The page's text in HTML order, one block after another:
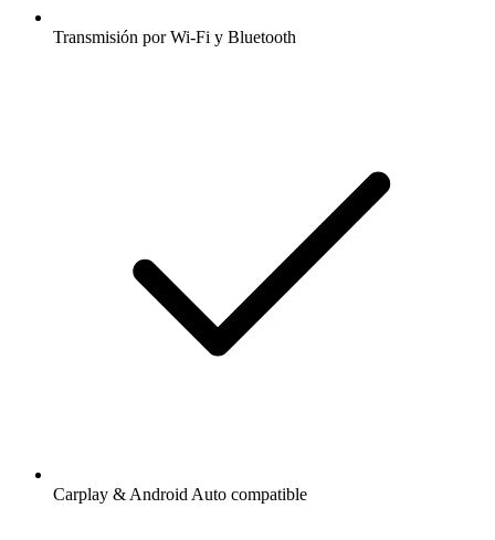
Transmisión por Wi-Fi y Bluetooth
Carplay & Android Auto compatible